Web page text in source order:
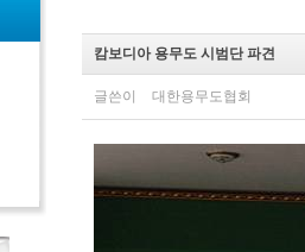
캄보디아 용무도 시범단 파견
글쓴이 대한용무도협회